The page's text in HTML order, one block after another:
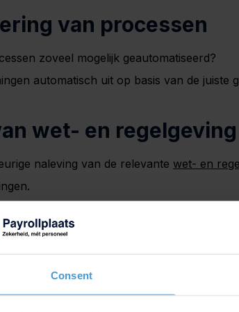
Consent
van processen
zoveel mogelijk geautomatiseerd?
automatisch uit op basis van de juiste
wet- en regelgeving
naleving van de relevante wet- en
correct ingedeeld volgens de geldende
betalingen
vergoedingen op tijd en nauwkeurig aan